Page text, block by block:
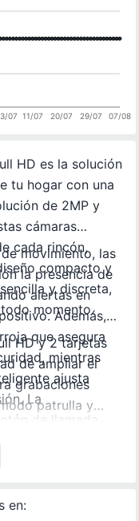
07 11/07 20/07 29/07 07/08
HD es la solución
tu hogar con una
de 2MP y
cámaras
cada rincón,
compacto y
y discreta,
momento.
movimiento, las
la presencia de
alertas en
Además,
que asegura
mientras
ajusta
La
de llamada
tus seres
HD y 2 tarjetas
de ampliar el
grabaciones
patrulla y
una
disfrutarás de un
lo que más
en: